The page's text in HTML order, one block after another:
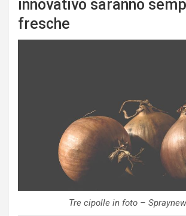
innovativo saranno
fresche
Tre cipolle in foto –